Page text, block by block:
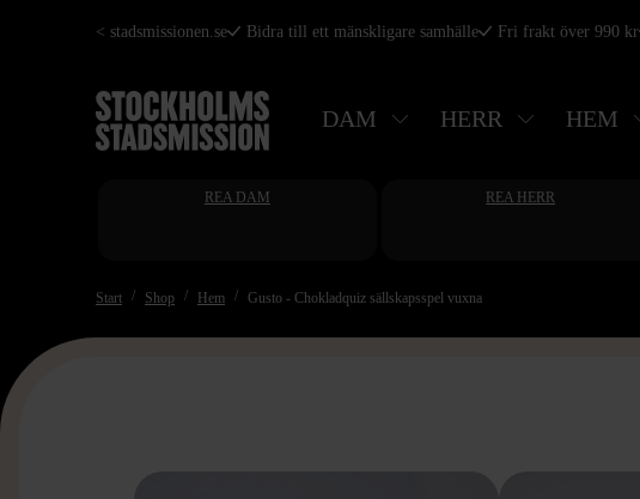
Hoppa
huvudinnehåll
< stadsmissionen.se Bidra till ett mänskligare samhälle Fri frakt över 990 kr
DAM HERR HEM
REA DAM REA HERR
Start Shop Hem Gusto - Chokladquiz sällskapsspel vuxna